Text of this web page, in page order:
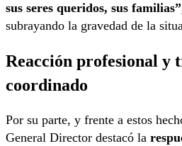
sus seres queridos, sus
subrayando la gravedad de la
Reacción profesional y
coordinado
Por su parte, y frente a estos
General Director destacó la